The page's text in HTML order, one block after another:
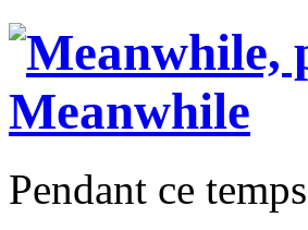
Pendant ce